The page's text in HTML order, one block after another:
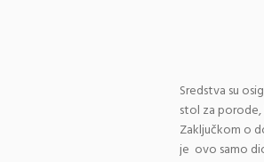
Sredstva su
stol za
Zaključkom o
je ovo samo